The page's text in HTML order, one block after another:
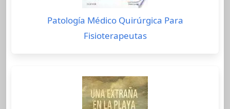
Patología Médico Quirúrgica Para
Fisioterapeutas